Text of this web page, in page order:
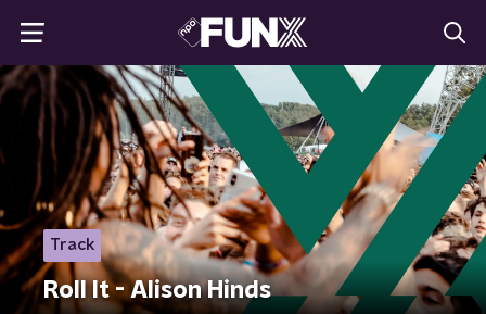
Track
Roll It - Alison Hinds